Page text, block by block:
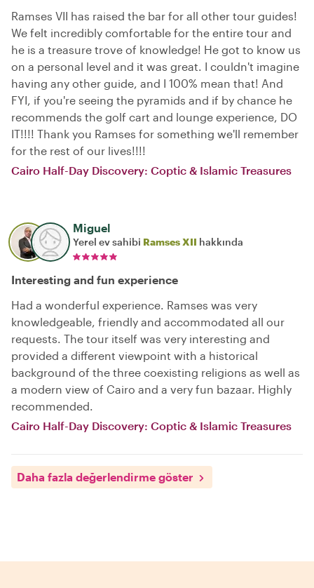
Ramses VII has raised the bar for all other tour guides!
We felt incredibly comfortable for the entire tour and
he is a treasure trove of knowledge! He got to know us
on a personal level and it was great. I couldn't imagine
having any other guide, and I 100% mean that! And
FYI, if you're seeing the pyramids and if by chance he
recommends the golf cart and lounge experience, DO
IT!!!! Thank you Ramses for something we'll remember
for the rest of our lives!!!!
Cairo Half-Day Discovery: Coptic & Islamic Treasures
Miguel
Yerel ev sahibi Ramses XII hakkında
Interesting and fun experience
Had a wonderful experience. Ramses was very
knowledgeable, friendly and accommodated all our
requests. The tour itself was very interesting and
provided a different viewpoint with a historical
background of the three coexisting religions as well as
a modern view of Cairo and a very fun bazaar. Highly
recommended.
Cairo Half-Day Discovery: Coptic & Islamic Treasures
Daha fazla değerlendirme göster